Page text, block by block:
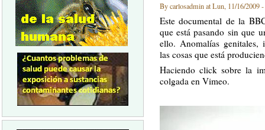
By carlosadmin at Lun, 11/16/2009
Este documental de la
que está pasando sin que
ello. Anomalías genitales,
las cosas que está
Haciendo click sobre la
colgada en Vimeo.